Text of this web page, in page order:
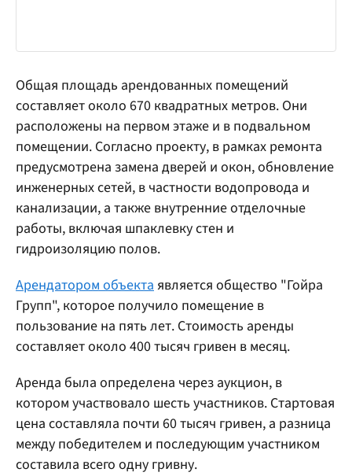
Общая площадь арендованных помещений
составляет около 670 квадратных метров. Они
расположены на первом этаже и в подвальном
помещении. Согласно проекту, в рамках ремонта
предусмотрена замена дверей и окон, обновление
инженерных сетей, в частности водопровода и
канализации, а также внутренние отделочные
работы, включая шпаклевку стен и
гидроизоляцию полов.
Арендатором объектаявляется общество "Гойра
Групп", которое получило помещение в
пользование на пять лет. Стоимость аренды
составляет около 400 тысяч гривен в месяц.
Аренда была определена через аукцион, в
котором участвовало шесть участников. Стартовая
цена составляла почти 60 тысяч гривен, а разница
между победителем и последующим участником
составила всего одну гривну.